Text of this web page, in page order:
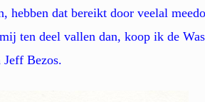
hebben dat bereikt door veelal
ten deel vallen dan, koop ik de
Bezos.